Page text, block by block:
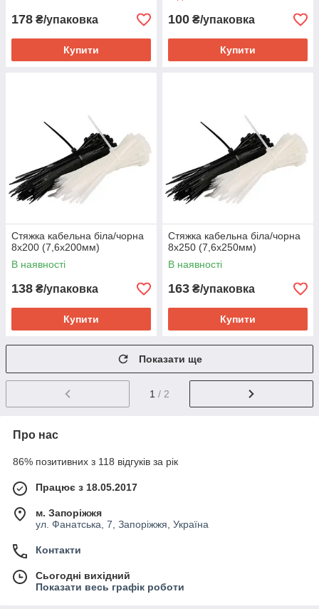
178 ₴/упаковка
Купити
100 ₴/упаковка
Купити
Стяжка кабельна біла/чорна
8х200 (7,6х200мм)
В наявності
138 ₴/упаковка
Купити
Стяжка кабельна біла/чорна
8х250 (7,6х250мм)
В наявності
163 ₴/упаковка
Купити
Показати ще
1 / 2
Про нас
86% позитивних з 118 відгуків за рік
Працює з 18.05.2017
м. Запоріжжя
ул. Фанатська, 7, Запоріжжя, Україна
Контакти
Сьогодні вихідний
Показати весь графік роботи